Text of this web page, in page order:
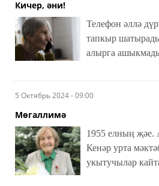
Кичер, әни!
Телефон әллә
тапкыр
алырга
озакка бармады,
5 Октябрь 2024 - 09:00
Мөгаллимә
1955 елның
Кенәр урта
укытучылар
әдәбияты